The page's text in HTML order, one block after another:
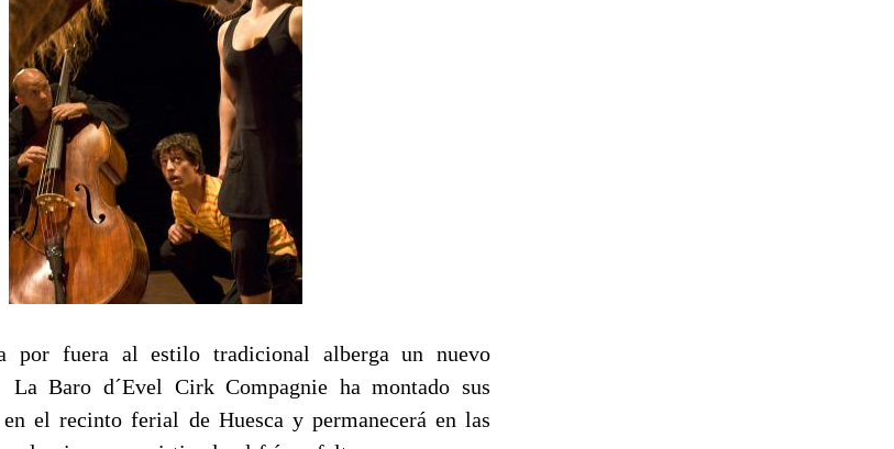
por fuera al estilo tradicional alberga un nuevo
La Baro d´Evel Cirk Compagnie ha montado sus
en el recinto ferial de Huesca y permanecerá en las